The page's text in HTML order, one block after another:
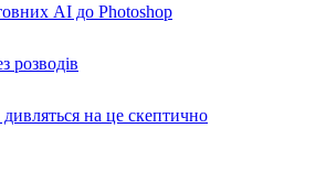
AI до Photoshop
розводів
на це скептично